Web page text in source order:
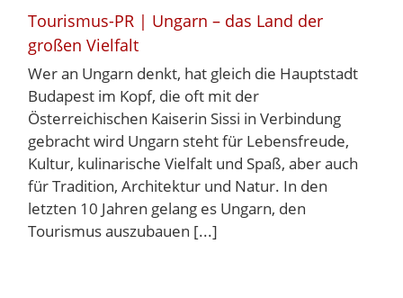
Tourismus-PR | Ungarn – das Land der
großen Vielfalt
Wer an Ungarn denkt, hat gleich die Hauptstadt
Budapest im Kopf, die oft mit der
Österreichischen Kaiserin Sissi in Verbindung
gebracht wird Ungarn steht für Lebensfreude,
Kultur, kulinarische Vielfalt und Spaß, aber auch
für Tradition, Architektur und Natur. In den
letzten 10 Jahren gelang es Ungarn, den
Tourismus auszubauen [...]